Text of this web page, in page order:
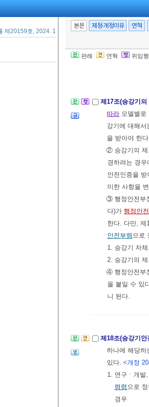
제20159호, 2024. 1. 30., 일부개정]
본문 제정·개정이유 연혁
판례 연혁 위임
② 행정안전부
명령을 한 경
는 같은 모델
제17조(승강기
따라 모델별로
강기에 대해
을 받아야 한
② 승강기의 제
경하려는 경
안전인증을
미한 사항을
③ 행정안전부
다)가 행정안
한다. 다만, 제
안전부령 으로
1. 승강기 자
2. 승강기의
④ 행정안전부
을 붙일 수 있
니 된다.
제18조(승강기
하나에 해당
있다. <개정
1. 연구ㆍ개발
령령 으로
경우